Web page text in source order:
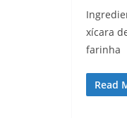
xícara
farinha
Read